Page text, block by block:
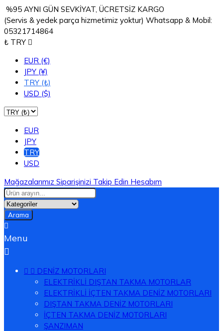
%95 AYNI GÜN SEVKİYAT, ÜCRETSİZ KARGO
(Servis & yedek parça hizmetimiz yoktur) Whatsapp & Mobil:
05321714864
₺ TRY 
EUR (€)
JPY (¥)
TRY (₺)
USD ($)
EUR
JPY
TRY
USD
Mağazalarımız Siparişinizi Takip Edin Hesabım
Arama

Menu

  DENİZ MOTORLARI
ELEKTRİKLİ DIŞTAN TAKMA MOTORLAR
ELEKTRİKLİ İÇTEN TAKMA DENİZ MOTORLARI
DIŞTAN TAKMA DENİZ MOTORLARI
İÇTEN TAKMA DENİZ MOTORLARI
ŞANZIMAN